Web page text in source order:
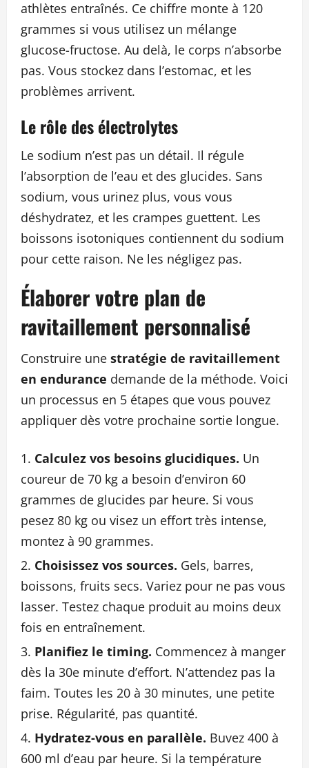
athlètes entraînés. Ce chiffre monte à 120
grammes si vous utilisez un mélange
glucose-fructose. Au delà, le corps n’absorbe
pas. Vous stockez dans l’estomac, et les
problèmes arrivent.
Le rôle des électrolytes
Le sodium n’est pas un détail. Il régule
l’absorption de l’eau et des glucides. Sans
sodium, vous urinez plus, vous vous
déshydratez, et les crampes guettent. Les
boissons isotoniques contiennent du sodium
pour cette raison. Ne les négligez pas.
Élaborer votre plan de
ravitaillement personnalisé
Construire une stratégie de ravitaillement
en endurance demande de la méthode. Voici
un processus en 5 étapes que vous pouvez
appliquer dès votre prochaine sortie longue.
Calculez vos besoins glucidiques. Un
coureur de 70 kg a besoin d’environ 60
grammes de glucides par heure. Si vous
pesez 80 kg ou visez un effort très intense,
montez à 90 grammes.
Choisissez vos sources. Gels, barres,
boissons, fruits secs. Variez pour ne pas vous
lasser. Testez chaque produit au moins deux
fois en entraînement.
Planifiez le timing. Commencez à manger
dès la 30e minute d’effort. N’attendez pas la
faim. Toutes les 20 à 30 minutes, une petite
prise. Régularité, pas quantité.
Hydratez-vous en parallèle. Buvez 400 à
600 ml d’eau par heure. Si la température